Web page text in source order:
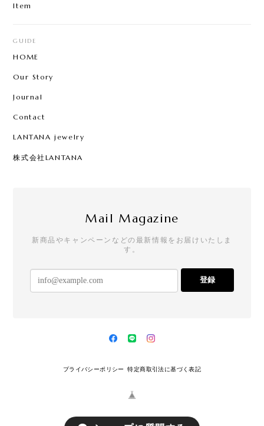
願い致します。
Item
GUIDE
HOME
Our Story
Journal
Contact
LANTANA jewelry
株式会社LANTANA
Mail Magazine
新商品やキャンペーンなどの最新情報をお届けいたしま
す。
登録
プライバシーポリシー 特定商取引法に基づく表記